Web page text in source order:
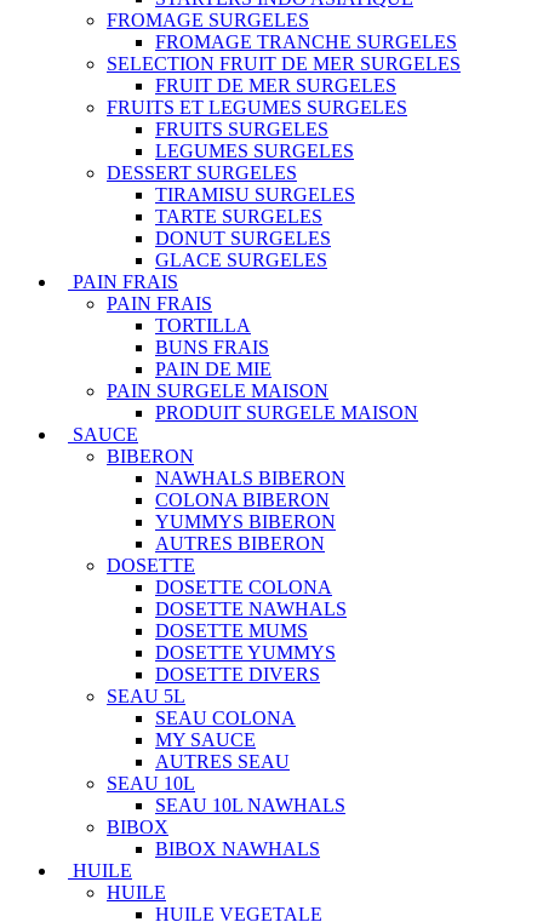
FROMAGE SURGELES
FROMAGE TRANCHE SURGELES
SELECTION FRUIT DE MER SURGELES
FRUIT DE MER SURGELES
FRUITS ET LEGUMES SURGELES
FRUITS SURGELES
LEGUMES SURGELES
DESSERT SURGELES
TIRAMISU SURGELES
TARTE SURGELES
DONUT SURGELES
GLACE SURGELES
PAIN FRAIS
PAIN FRAIS
TORTILLA
BUNS FRAIS
PAIN DE MIE
PAIN SURGELE MAISON
PRODUIT SURGELE MAISON
SAUCE
BIBERON
NAWHALS BIBERON
COLONA BIBERON
YUMMYS BIBERON
AUTRES BIBERON
DOSETTE
DOSETTE COLONA
DOSETTE NAWHALS
DOSETTE MUMS
DOSETTE YUMMYS
DOSETTE DIVERS
SEAU 5L
SEAU COLONA
MY SAUCE
AUTRES SEAU
SEAU 10L
SEAU 10L NAWHALS
BIBOX
BIBOX NAWHALS
HUILE
HUILE
HUILE VEGETALE